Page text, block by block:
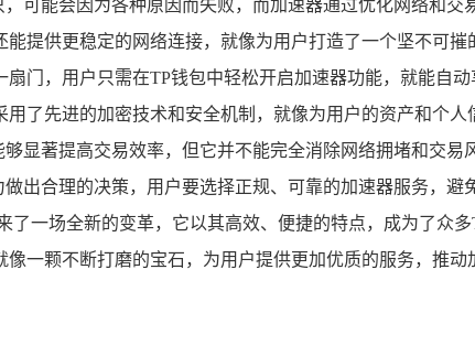
可能会因为各种原因而失败，而加速器通过优化网络和
提供更稳定的网络连接，就像为用户打造了一个坚不可
门，用户只需在TP钱包中轻松开启加速器功能，就能自
用了先进的加密技术和安全机制，就像为用户的资产和个
显著提高交易效率，但它并不能完全消除网络拥堵和交
出合理的决策，用户要选择正规、可靠的加速器服务，
了一场全新的变革，它以其高效、便捷的特点，成为了众
一颗不断打磨的宝石，为用户提供更加优质的服务，推